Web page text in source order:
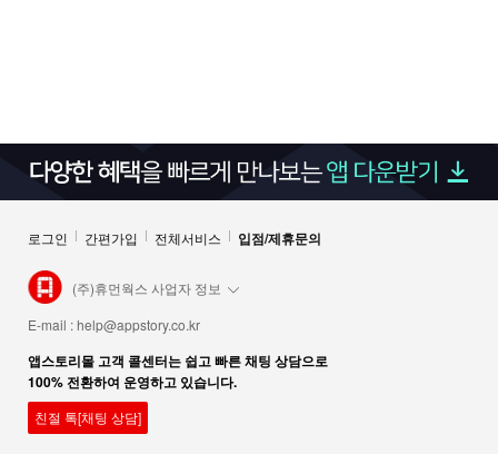
로그인 간편가입 전체서비스 입점/제휴문의
(주)휴먼웍스 사업자 정보
E-mail :help@appstory.co.kr
앱스토리몰 고객 콜센터는 쉽고 빠른 채팅 상담으로
100% 전환하여 운영하고 있습니다.
친절 톡[채팅 상담]